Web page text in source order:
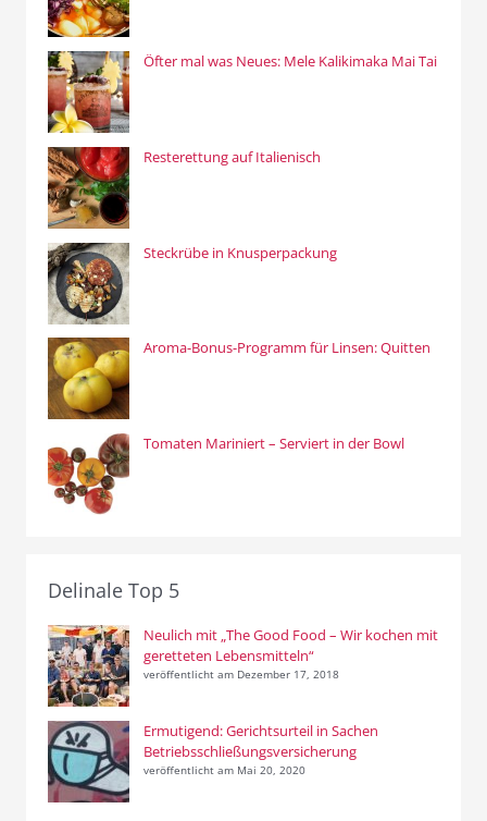
Öfter mal was Neues: Mele Kalikimaka Mai Tai
Resterettung auf Italienisch
Steckrübe in Knusperpackung
Aroma-Bonus-Programm für Linsen: Quitten
Tomaten Mariniert – Serviert in der Bowl
Delinale Top 5
Neulich mit „The Good Food – Wir kochen mit
geretteten Lebensmitteln“
veröffentlicht am Dezember 17, 2018
Ermutigend: Gerichtsurteil in Sachen
Betriebsschließungsversicherung
veröffentlicht am Mai 20, 2020